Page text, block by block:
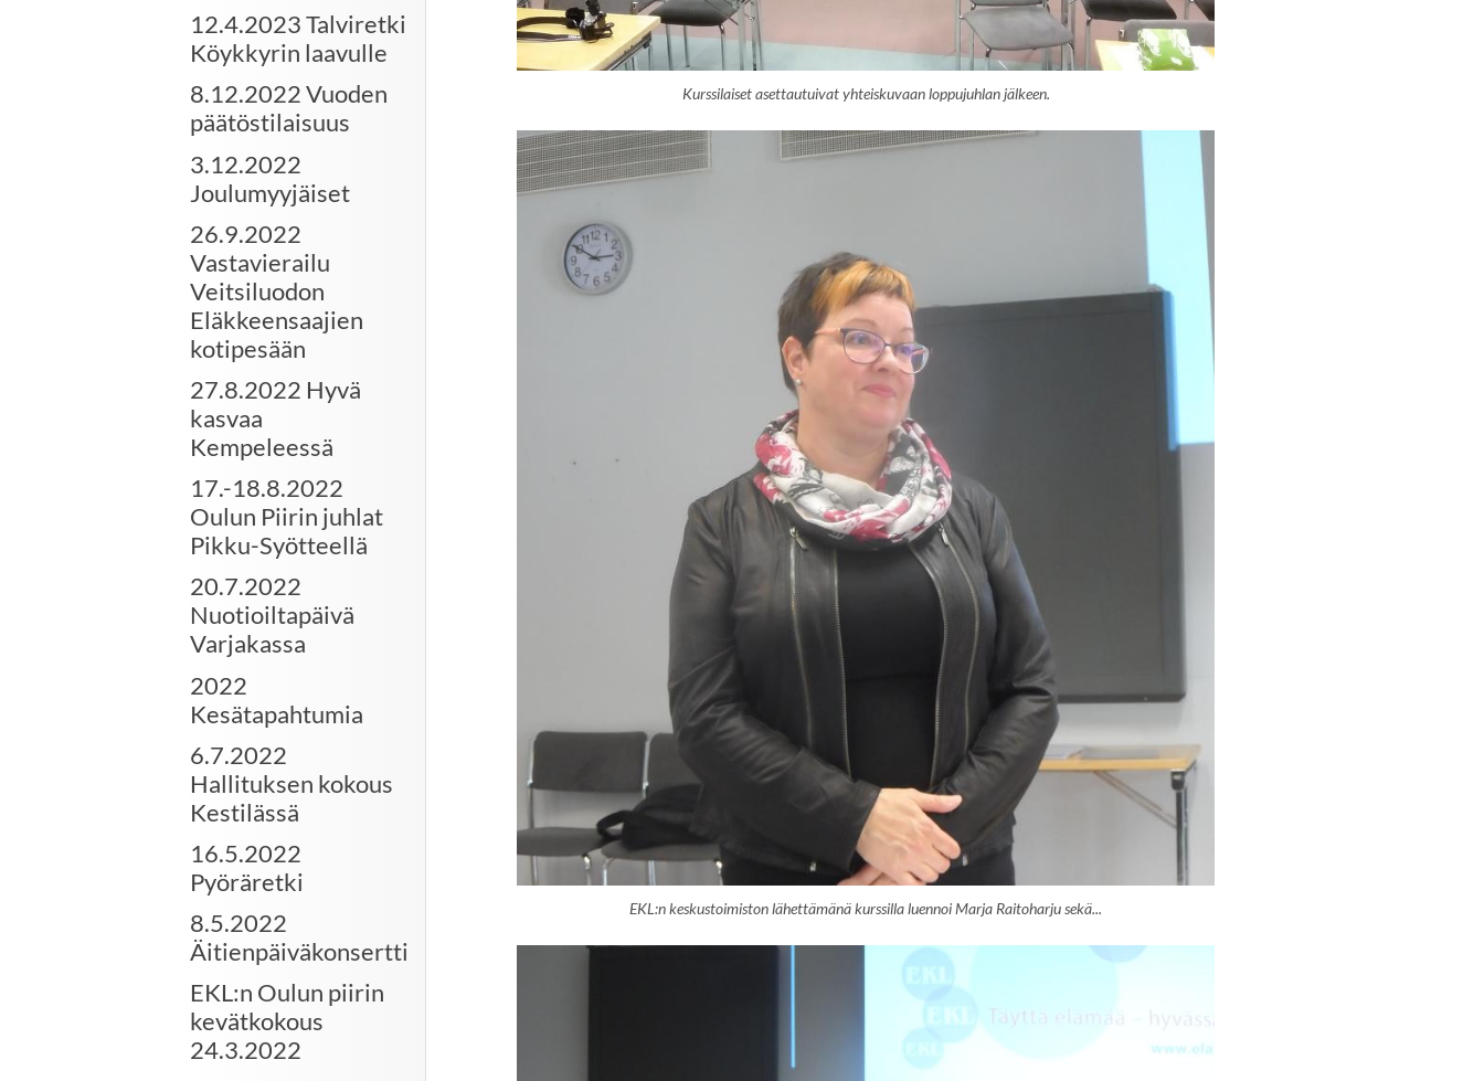
12.4.2023 Talviretki
Köykkyrin laavulle
8.12.2022 Vuoden
päätöstilaisuus
3.12.2022
Joulumyyjäiset
26.9.2022
Vastavierailu
Veitsiluodon
Eläkkeensaajien
kotipesään
27.8.2022 Hyvä
kasvaa
Kempeleessä
17.-18.8.2022
Oulun Piirin juhlat
Pikku-Syötteellä
20.7.2022
Nuotioiltapäivä
Varjakassa
2022
Kesätapahtumia
6.7.2022
Hallituksen kokous
Kestilässä
16.5.2022
Pyöräretki
8.5.2022
Äitienpäiväkonsertti
EKL:n Oulun piirin
kevätkokous
24.3.2022
Kurssilaiset asettautuivat yhteiskuvaan loppujuhlan jälkeen.
EKL:n keskustoimiston lähettämänä kurssilla luennoi Marja Raitoharju sekä...